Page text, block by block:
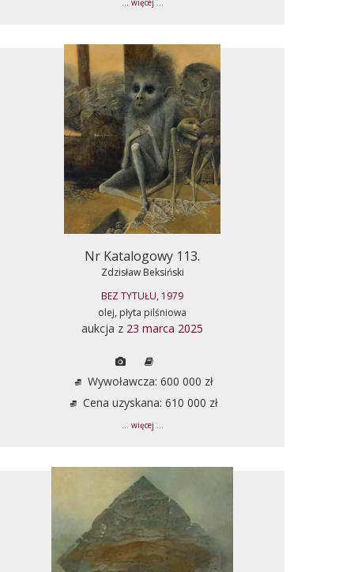
... więcej ...
Nr Katalogowy 113.
Zdzisław Beksiński
BEZ TYTUŁU, 1979
olej, płyta pilśniowa
aukcja z 23 marca 2025
Wywoławcza: 600 000 zł
Cena uzyskana: 610 000 zł
... więcej ...